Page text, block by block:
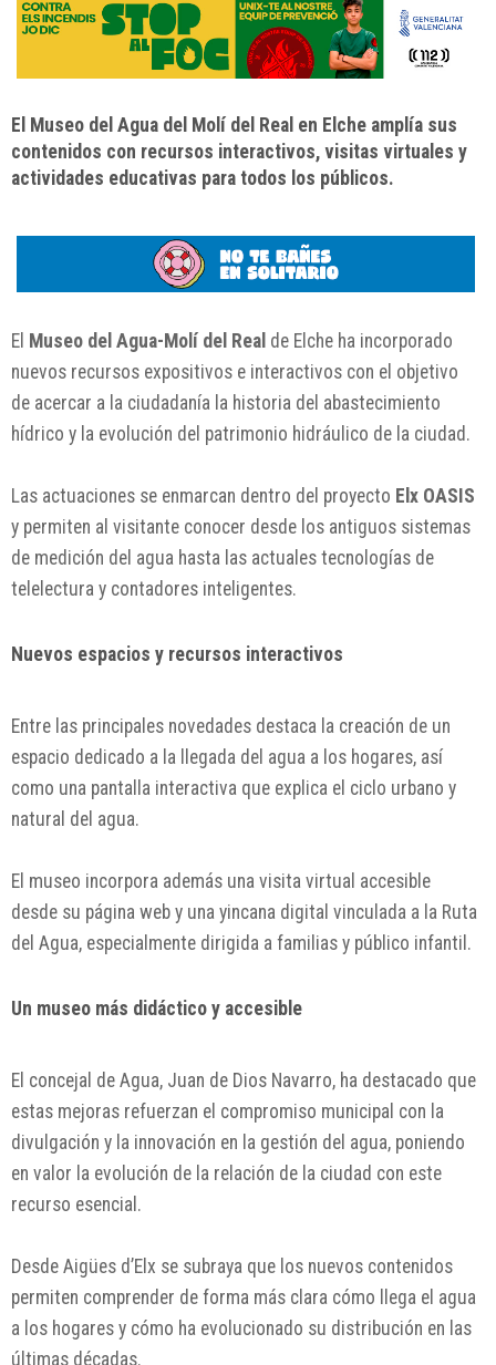
El Museo del Agua del Molí del Real en Elche amplía sus
contenidos con recursos interactivos, visitas virtuales y
actividades educativas para todos los públicos.
El Museo del Agua-Molí del Real de Elche ha incorporado
nuevos recursos expositivos e interactivos con el objetivo
de acercar a la ciudadanía la historia del abastecimiento
hídrico y la evolución del patrimonio hidráulico de la ciudad.
Las actuaciones se enmarcan dentro del proyecto Elx OASIS
y permiten al visitante conocer desde los antiguos sistemas
de medición del agua hasta las actuales tecnologías de
telelectura y contadores inteligentes.
Nuevos espacios y recursos interactivos
Entre las principales novedades destaca la creación de un
espacio dedicado a la llegada del agua a los hogares, así
como una pantalla interactiva que explica el ciclo urbano y
natural del agua.
El museo incorpora además una visita virtual accesible
desde su página web y una yincana digital vinculada a la Ruta
del Agua, especialmente dirigida a familias y público infantil.
Un museo más didáctico y accesible
El concejal de Agua, Juan de Dios Navarro, ha destacado que
estas mejoras refuerzan el compromiso municipal con la
divulgación y la innovación en la gestión del agua, poniendo
en valor la evolución de la relación de la ciudad con este
recurso esencial.
Desde Aigües d’Elx se subraya que los nuevos contenidos
permiten comprender de forma más clara cómo llega el agua
a los hogares y cómo ha evolucionado su distribución en las
últimas décadas.